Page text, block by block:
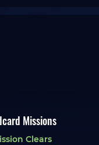
Missions
Clears